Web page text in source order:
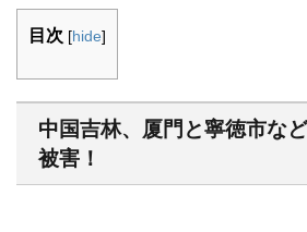
目次 [hide]
中国吉林、厦門と寧徳市な
被害！